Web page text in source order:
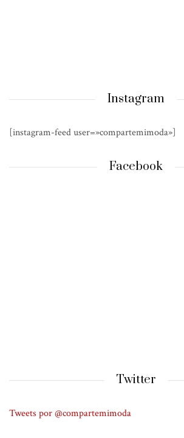
Instagram
[instagram-feed user=»compartemimoda»]
Facebook
Twitter
Tweets por @compartemimoda